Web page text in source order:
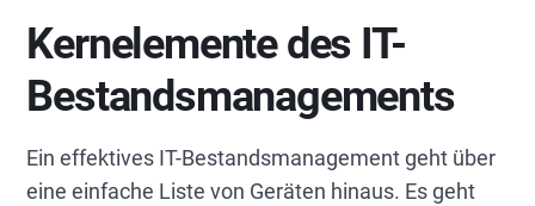
Kernelemente des IT-
Bestandsmanagements
Ein effektives IT-Bestandsmanagement geht über
eine einfache Liste von Geräten hinaus. Es geht